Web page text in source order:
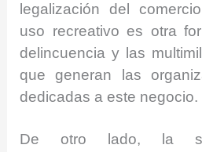
legalización del
uso recreativo es otra
delincuencia y las
que generan las
dedicadas a este negocio.
De otro lado, la